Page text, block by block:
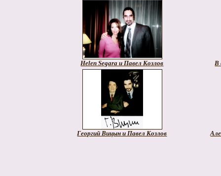
Helen Segara и Павел Козлов В
Георгий Вицын и Павел Козлов